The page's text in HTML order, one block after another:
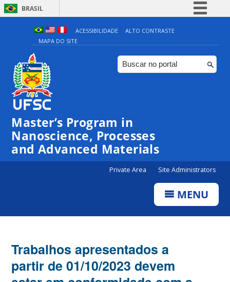
BRASIL
Simplifique!
Comunica BR
Participe
ACESSIBILIDADE
ALTO CONTRASTE
MAPA DO SITE
Master’s Program in
Nanoscience, Processes
and Advanced Materials
Private Area Site Administrators
MENU
Trabalhos apresentados a
partir de 01/10/2023 devem